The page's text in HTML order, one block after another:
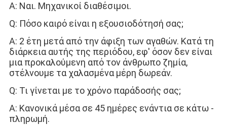
Α: Ναι. Μηχανικοί διαθέσιμοι.
Q: Πόσο καιρό είναι η εξουσιοδότησή σας;
Α: 2 έτη μετά από την άφιξη των αγαθών. Κατά τη
διάρκεια αυτής της περιόδου, εφ' όσον δεν είναι
μια προκαλούμενη από τον άνθρωπο ζημία,
στέλνουμε τα χαλασμένα μέρη δωρεάν.
Q: Τι γίνεται με το χρόνο παράδοσής σας;
Α: Κανονικά μέσα σε 45 ημέρες ενάντια σε κάτω -
πληρωμή.